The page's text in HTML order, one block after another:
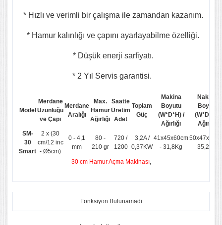
* Hızlı ve verimli bir çalışma ile zamandan kazanım.
* Hamur kalınlığı ve çapını ayarlayabilme özelliği.
* Düşük enerji sarfiyatı.
* 2 Yıl Servis garantisi.
Model
Merdane
Uzunluğu
ve Çapı
Merdane
Aralığı
Max.
Hamur
Ağırlığı
Saatte
Üretim
Adet
Toplam
Güç
Makina
Boyutu
(W*D*H) /
Ağırlığı
Nakliye
Boyutu
(W*D*H) /
Ağırlığı
SM-
30
Smart
2 x (30
cm/12 inc
- Ø5cm)
0 - 4,1
mm
80 -
210 gr
720 /
1200
3,2A /
0,37KW
41x45x60cm
- 31,8Kg
35,2 Kg
30 cm Hamur Açma Makinası,
Fonksiyon Bulunamadi